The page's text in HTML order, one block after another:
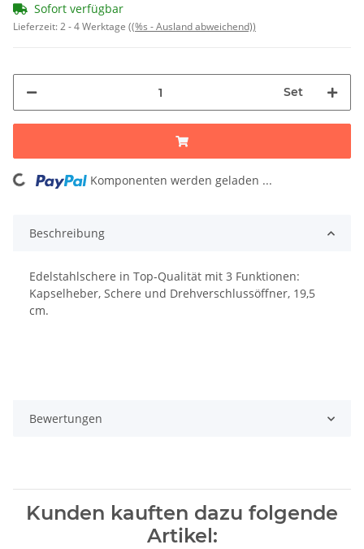
Sofort verfügbar
Lieferzeit:2 - 4 Werktage ((%s - Ausland abweichend))
Set
Loading... Komponenten werden geladen ...
Beschreibung
Edelstahlschere in Top-Qualität mit 3 Funktionen:
Kapselheber, Schere und Drehverschlussöffner, 19,5
cm.
Bewertungen
Kunden kauften dazu folgende
Artikel: